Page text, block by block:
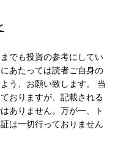
でも投資の参考にしてい
あたっては読者ご自身の
う、お願い致します。 当
おりますが、記載される
ありません。万が一、ト
は一切行っておりません